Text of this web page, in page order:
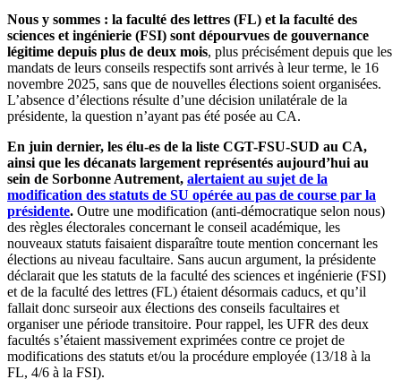
Nous y sommes : la faculté des lettres (FL) et la faculté des
sciences et ingénierie (FSI) sont dépourvues de gouvernance
légitime depuis plus de deux mois, plus précisément depuis que les
mandats de leurs conseils respectifs sont arrivés à leur terme, le 16
novembre 2025, sans que de nouvelles élections soient organisées.
L’absence d’élections résulte d’une décision unilatérale de la
présidente, la question n’ayant pas été posée au CA.
En juin dernier, les élu-es de la liste CGT-FSU-SUD au CA,
ainsi que les décanats largement représentés aujourd’hui au
sein de Sorbonne Autrement, alertaient au sujet de la
modification des statuts de SU opérée au pas de course par la
présidente. Outre une modification (anti-démocratique selon nous)
des règles électorales concernant le conseil académique, les
nouveaux statuts faisaient disparaître toute mention concernant les
élections au niveau facultaire. Sans aucun argument, la présidente
déclarait que les statuts de la faculté des sciences et ingénierie (FSI)
et de la faculté des lettres (FL) étaient désormais caducs, et qu’il
fallait donc surseoir aux élections des conseils facultaires et
organiser une période transitoire. Pour rappel, les UFR des deux
facultés s’étaient massivement exprimées contre ce projet de
modifications des statuts et/ou la procédure employée (13/18 à la
FL, 4/6 à la FSI).